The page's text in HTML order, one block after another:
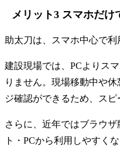
メリット3 スマホだけ
助太刀は、スマホ中心で利
建設現場では、PCよりス
りません。現場移動中や
ジ確認ができるため、スピ
さらに、近年ではブラウ
ト・PCから利用しやすく